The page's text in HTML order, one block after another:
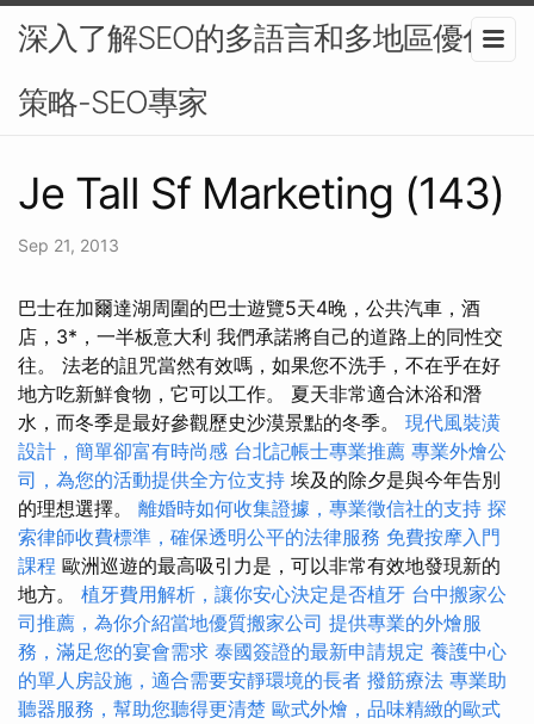
深入了解SEO的多語言和多地區優化
策略-SEO專家
Je Tall Sf Marketing (143)
Sep 21, 2013
巴士在加爾達湖周圍的巴士遊覽5天4晚，公共汽車，酒
店，3*，一半板意大利 我們承諾將自己的道路上的同性交
往。 法老的詛咒當然有效嗎，如果您不洗手，不在乎在好
地方吃新鮮食物，它可以工作。 夏天非常適合沐浴和潛
水，而冬季是最好參觀歷史沙漠景點的冬季。 現代風裝潢
設計，簡單卻富有時尚感 台北記帳士專業推薦 專業外燴公
司，為您的活動提供全方位支持 埃及的除夕是與今年告別
的理想選擇。 離婚時如何收集證據，專業徵信社的支持 探
索律師收費標準，確保透明公平的法律服務 免費按摩入門
課程 歐洲巡遊的最高吸引力是，可以非常有效地發現新的
地方。 植牙費用解析，讓你安心決定是否植牙 台中搬家公
司推薦，為你介紹當地優質搬家公司 提供專業的外燴服
務，滿足您的宴會需求 泰國簽證的最新申請規定 養護中心
的單人房設施，適合需要安靜環境的長者 撥筋療法 專業助
聽器服務，幫助您聽得更清楚 歐式外燴，品味精緻的歐式